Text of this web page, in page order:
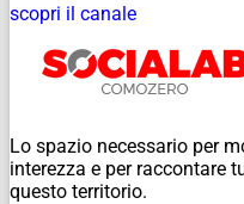
scopri il canale
Lo spazio necessario per
interezza e per raccontare
questo territorio.